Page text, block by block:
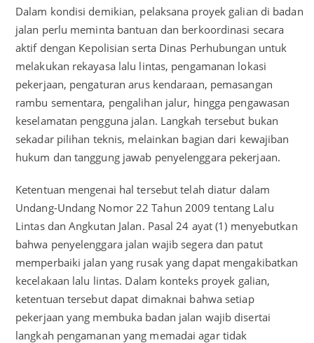
Dalam kondisi demikian, pelaksana proyek galian di badan
jalan perlu meminta bantuan dan berkoordinasi secara
aktif dengan Kepolisian serta Dinas Perhubungan untuk
melakukan rekayasa lalu lintas, pengamanan lokasi
pekerjaan, pengaturan arus kendaraan, pemasangan
rambu sementara, pengalihan jalur, hingga pengawasan
keselamatan pengguna jalan. Langkah tersebut bukan
sekadar pilihan teknis, melainkan bagian dari kewajiban
hukum dan tanggung jawab penyelenggara pekerjaan.
Ketentuan mengenai hal tersebut telah diatur dalam
Undang-Undang Nomor 22 Tahun 2009 tentang Lalu
Lintas dan Angkutan Jalan. Pasal 24 ayat (1) menyebutkan
bahwa penyelenggara jalan wajib segera dan patut
memperbaiki jalan yang rusak yang dapat mengakibatkan
kecelakaan lalu lintas. Dalam konteks proyek galian,
ketentuan tersebut dapat dimaknai bahwa setiap
pekerjaan yang membuka badan jalan wajib disertai
langkah pengamanan yang memadai agar tidak